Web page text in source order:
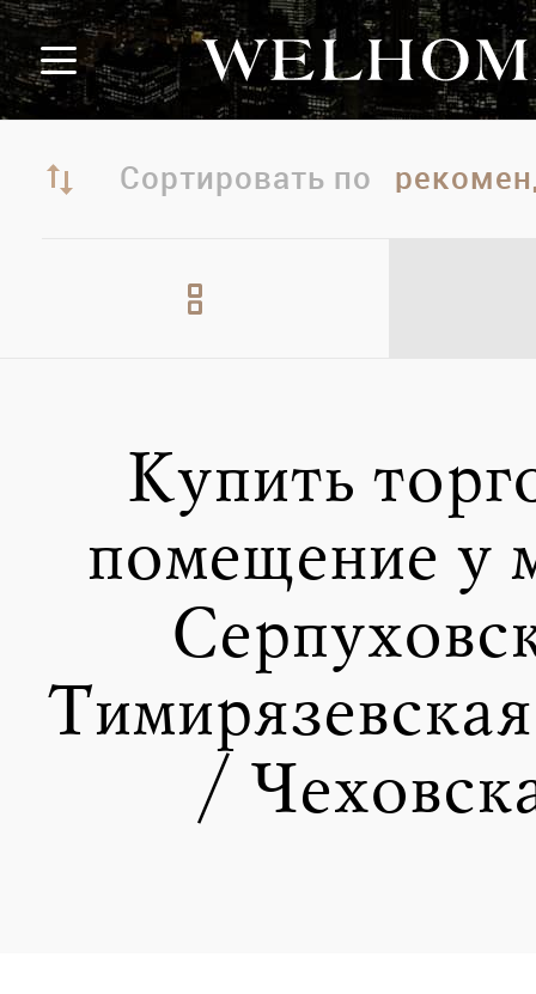
Сортировать по
Купить
помещение у
/